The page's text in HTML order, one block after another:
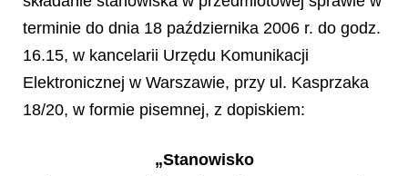
terminie do dnia 18 października 2006 r. do godz.
16.15, w kancelarii Urzędu Komunikacji
Elektronicznej w Warszawie, przy ul. Kasprzaka
18/20, w formie pisemnej, z dopiskiem:
„Stanowisko